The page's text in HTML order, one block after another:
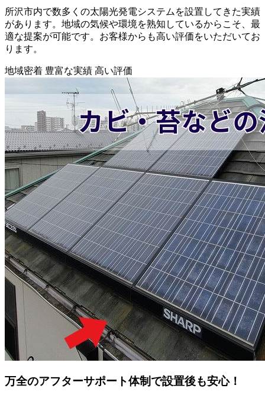
所沢市内で数多くの太陽光発電システムを設置してきた実績
があります。地域の気候や環境を熟知しているからこそ、最
適な提案が可能です。お客様からも高い評価をいただいてお
ります。
地域密着 豊富な実績 高い評価
万全のアフターサポート体制で設置後も安心！